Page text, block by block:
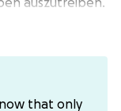
wir weiter.
that only